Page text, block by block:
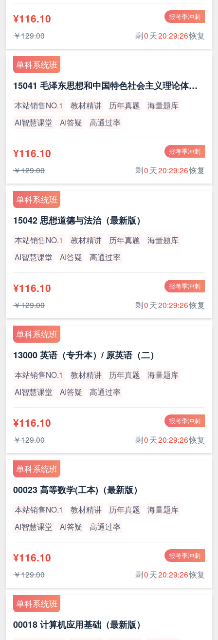
报考季冲刺
¥116.10
￥129.00 剩0天20:29:26恢复
单科系统班
15041 毛泽东思想和中国特色社会主义理论体系概论（最新版）
本站销售NO.1 教材精讲 历年真题
海量题库
AI智慧课堂
AI答疑 高通过率
报考季冲刺
¥116.10
￥129.00 剩0天20:29:26恢复
单科系统班
15042 思想道德与法治（最新版）
本站销售NO.1 教材精讲 历年真题
海量题库
AI智慧课堂
AI答疑 高通过率
报考季冲刺
¥116.10
￥129.00 剩0天20:29:26恢复
单科系统班
13000 英语（专升本）/ 原英语（二）
本站销售NO.1 教材精讲 历年真题
海量题库
AI智慧课堂
AI答疑 高通过率
报考季冲刺
¥116.10
￥129.00 剩0天20:29:26恢复
单科系统班
00023 高等数学(工本)（最新版）
本站销售NO.1 教材精讲 历年真题
海量题库
AI智慧课堂
AI答疑 高通过率
报考季冲刺
¥116.10
￥129.00 剩0天20:29:26恢复
单科系统班
00018 计算机应用基础（最新版）